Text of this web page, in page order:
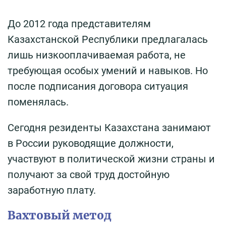
До 2012 года представителям
Казахстанской Республики предлагалась
лишь низкооплачиваемая работа, не
требующая особых умений и навыков. Но
после подписания договора ситуация
поменялась.
Сегодня резиденты Казахстана занимают
в России руководящие должности,
участвуют в политической жизни страны и
получают за свой труд достойную
заработную плату.
Вахтовый метод